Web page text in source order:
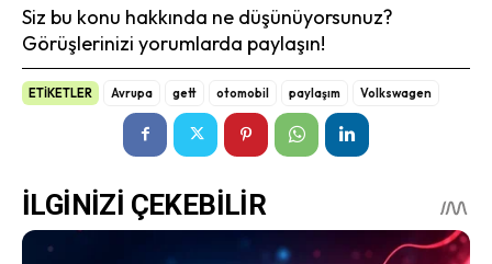
Siz bu konu hakkında ne düşünüyorsunuz?
Görüşlerinizi yorumlarda paylaşın!
ETİKETLER Avrupa gett otomobil paylaşım Volkswagen